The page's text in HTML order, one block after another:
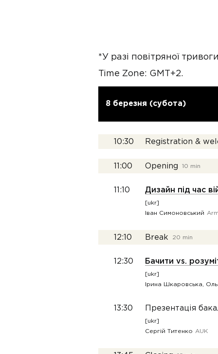
*У разі повітряної
Time Zone: GMT+2.
8 березня (субота)
10:30 Registration &
11:00 Opening 10 min
11:10 Дизайн під час
[ukr]
Іван Симоновський
12:10 Break 20 min
12:30 Бачити vs.
[ukr]
Ірина Шкаровська,
13:30 Презентація
[ukr]
Сергій Титенко
AUK